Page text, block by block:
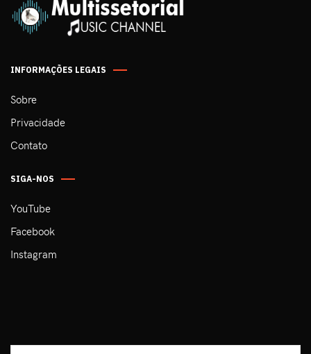
INFORMAÇÕES LEGAIS
Sobre
Privacidade
Contato
SIGA-NOS
YouTube
Facebook
Instagram